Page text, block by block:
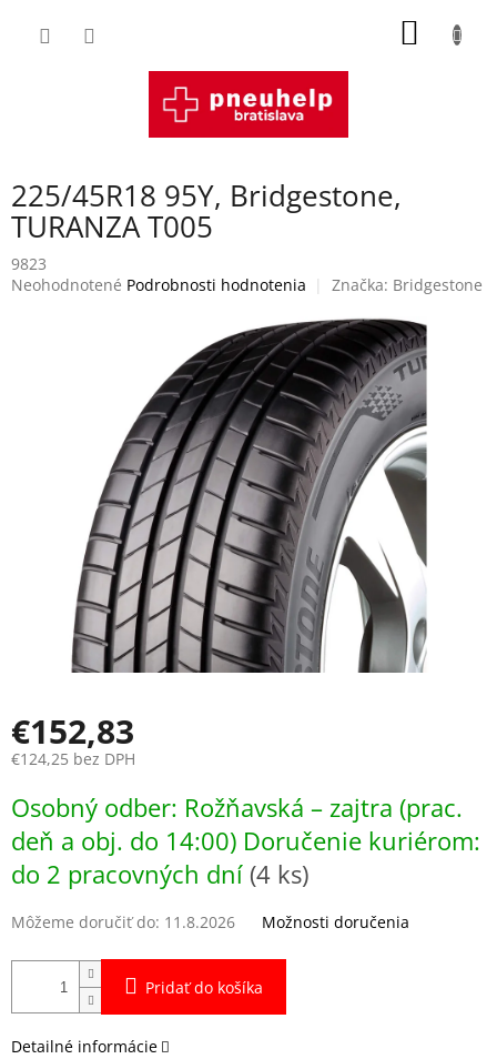
225/45R18 95Y, Bridgestone,
TURANZA T005
9823
Priemerné
Neohodnotené Podrobnosti hodnotenia Značka: Bridgestone
€152,83
€124,25 bez DPH
cena:
Osobný odber: Rožňavská – zajtra (prac.
deň a obj. do 14:00) Doručenie kuriérom:
do 2 pracovných dní (4 ks)
Môžeme doručiť do: 11.8.2026 Možnosti doručenia
Pridať do košíka
Detailné informácie